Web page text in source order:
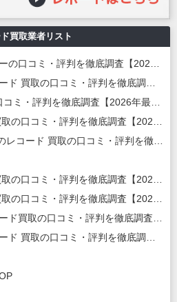
買取業者リスト
セタガヤレコードセンターの口コミ・評判を徹底調査【2026年最新】
ディスクユニオンのレコード 買取の口コミ・評判を徹底調査【2026年最新】
HMVのレコード 買取の口コミ・評判を徹底調査【2026年最新】
ハードオフのレコード 買取の口コミ・評判を徹底調査【2026年最新】
ECOSTORE RECORDSのレコード 買取の口コミ・評判を徹底調査【2020年最新】
ジスボーイのレコード 買取の口コミ・評判を徹底調査【2020年最新】
レコファンのレコード 買取の口コミ・評判を徹底調査【2020年最新】
神保町レコード社のレコード買取の口コミ・評判を徹底調査【2020年最新】
チクロマーケットのレコード 買取の口コミ・評判を徹底調査【2020年最新】